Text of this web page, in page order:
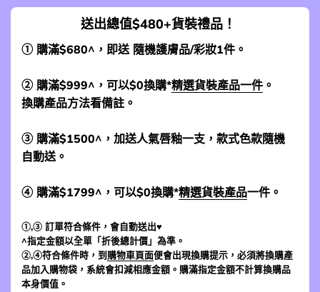
送出總值$480+貨裝禮品！
① 購滿$680^，即送 隨機護膚品/彩妝1件。
② 購滿$999^，可以$0換購*精選貨裝產品一件 。
換購產品方法看備註。
③ 購滿$1500^，加送人氣唇釉一支，款式色款隨機
自動送。
④ 購滿$1799^，可以$0換購*精選貨裝產品一件。
①,③ 訂單符合條件，會自動送出♥
^指定金額以全單「折後總計價」為準。
②,④符合條件時，到購物車頁面便會出現換購提示，必須將換購產
品加入購物袋，系統會扣減相應金額。購滿指定金額不計算換購品
本身價值。